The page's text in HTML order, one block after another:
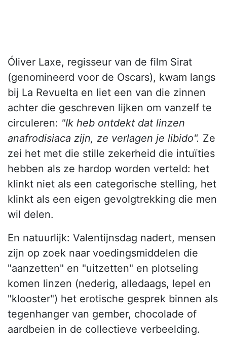
Óliver Laxe, regisseur van de film Sirat
(genomineerd voor de Oscars), kwam langs
bij La Revuelta en liet een van die zinnen
achter die geschreven lijken om vanzelf te
circuleren: "Ik heb ontdekt dat linzen
anafrodisiaca zijn, ze verlagen je libido". Ze
zei het met die stille zekerheid die intuïties
hebben als ze hardop worden verteld: het
klinkt niet als een categorische stelling, het
klinkt als een eigen gevolgtrekking die men
wil delen.
En natuurlijk: Valentijnsdag nadert, mensen
zijn op zoek naar voedingsmiddelen die
"aanzetten" en "uitzetten" en plotseling
komen linzen (nederig, alledaags, lepel en
"klooster") het erotische gesprek binnen als
tegenhanger van gember, chocolade of
aardbeien in de collectieve verbeelding.